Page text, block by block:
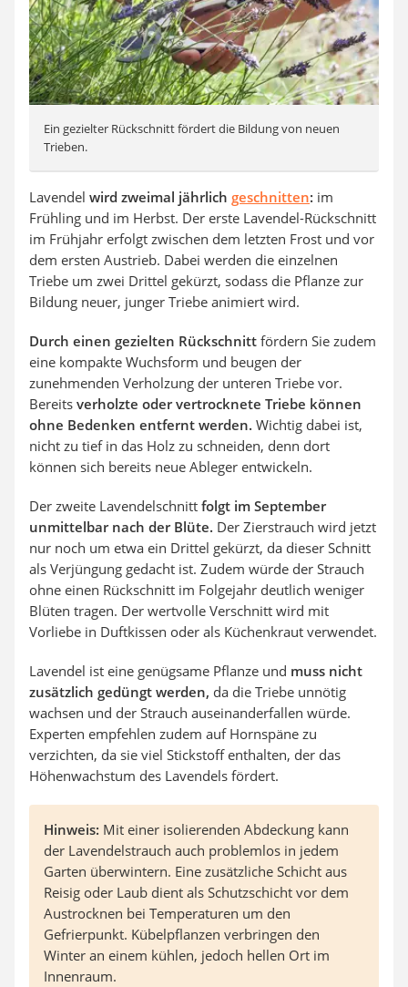
Ein gezielter Rückschnitt fördert die Bildung von neuen
Trieben.
Lavendel wird zweimal jährlich geschnitten: im
Frühling und im Herbst. Der erste Lavendel-Rückschnitt
im Frühjahr erfolgt zwischen dem letzten Frost und vor
dem ersten Austrieb. Dabei werden die einzelnen
Triebe um zwei Drittel gekürzt, sodass die Pflanze zur
Bildung neuer, junger Triebe animiert wird.
Durch einen gezielten Rückschnitt fördern Sie zudem
eine kompakte Wuchsform und beugen der
zunehmenden Verholzung der unteren Triebe vor.
Bereits verholzte oder vertrocknete Triebe können
ohne Bedenken entfernt werden. Wichtig dabei ist,
nicht zu tief in das Holz zu schneiden, denn dort
können sich bereits neue Ableger entwickeln.
Der zweite Lavendelschnitt folgt im September
unmittelbar nach der Blüte. Der Zierstrauch wird jetzt
nur noch um etwa ein Drittel gekürzt, da dieser Schnitt
als Verjüngung gedacht ist. Zudem würde der Strauch
ohne einen Rückschnitt im Folgejahr deutlich weniger
Blüten tragen. Der wertvolle Verschnitt wird mit
Vorliebe in Duftkissen oder als Küchenkraut verwendet.
Lavendel ist eine genügsame Pflanze und muss nicht
zusätzlich gedüngt werden, da die Triebe unnötig
wachsen und der Strauch auseinanderfallen würde.
Experten empfehlen zudem auf Hornspäne zu
verzichten, da sie viel Stickstoff enthalten, der das
Höhenwachstum des Lavendels fördert.
Hinweis: Mit einer isolierenden Abdeckung kann
der Lavendelstrauch auch problemlos in jedem
Garten überwintern. Eine zusätzliche Schicht aus
Reisig oder Laub dient als Schutzschicht vor dem
Austrocknen bei Temperaturen um den
Gefrierpunkt. Kübelpflanzen verbringen den
Winter an einem kühlen, jedoch hellen Ort im
Innenraum.